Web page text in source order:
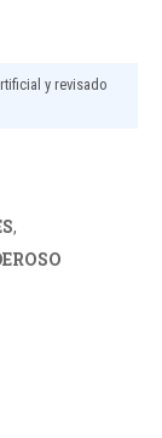
y revisado